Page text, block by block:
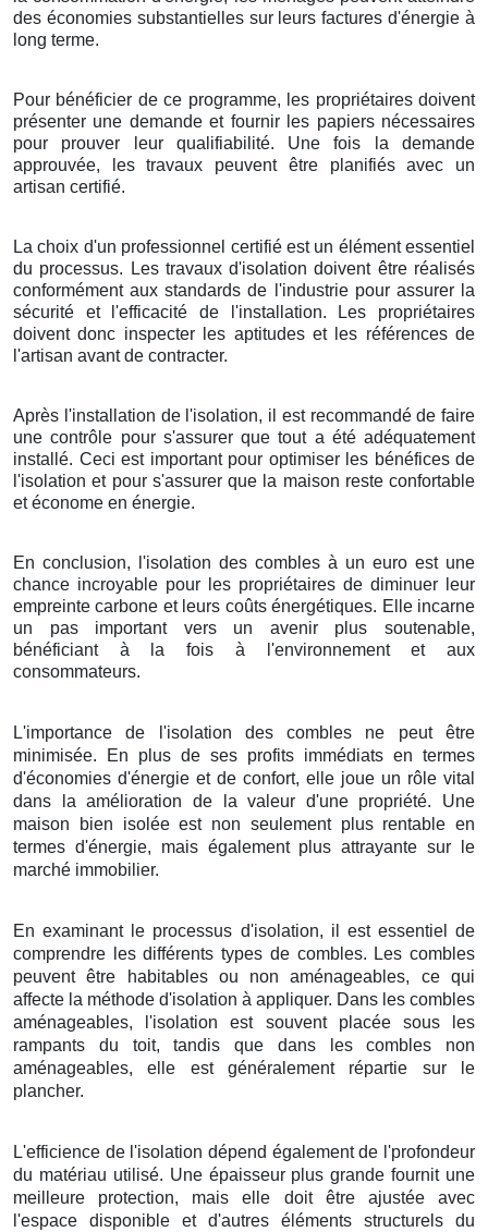
des économies substantielles sur leurs factures d'énergie à
long terme.
Pour bénéficier de ce programme, les propriétaires doivent
présenter une demande et fournir les papiers nécessaires
pour prouver leur qualifiabilité. Une fois la demande
approuvée, les travaux peuvent être planifiés avec un
artisan certifié.
La choix d'un professionnel certifié est un élément essentiel
du processus. Les travaux d'isolation doivent être réalisés
conformément aux standards de l'industrie pour assurer la
sécurité et l'efficacité de l'installation. Les propriétaires
doivent donc inspecter les aptitudes et les références de
l'artisan avant de contracter.
Après l'installation de l'isolation, il est recommandé de faire
une contrôle pour s'assurer que tout a été adéquatement
installé. Ceci est important pour optimiser les bénéfices de
l'isolation et pour s'assurer que la maison reste confortable
et économe en énergie.
En conclusion, l'isolation des combles à un euro est une
chance incroyable pour les propriétaires de diminuer leur
empreinte carbone et leurs coûts énergétiques. Elle incarne
un pas important vers un avenir plus soutenable,
bénéficiant à la fois à l'environnement et aux
consommateurs.
L'importance de l'isolation des combles ne peut être
minimisée. En plus de ses profits immédiats en termes
d'économies d'énergie et de confort, elle joue un rôle vital
dans la amélioration de la valeur d'une propriété. Une
maison bien isolée est non seulement plus rentable en
termes d'énergie, mais également plus attrayante sur le
marché immobilier.
En examinant le processus d'isolation, il est essentiel de
comprendre les différents types de combles. Les combles
peuvent être habitables ou non aménageables, ce qui
affecte la méthode d'isolation à appliquer. Dans les combles
aménageables, l'isolation est souvent placée sous les
rampants du toit, tandis que dans les combles non
aménageables, elle est généralement répartie sur le
plancher.
L'efficience de l'isolation dépend également de l'profondeur
du matériau utilisé. Une épaisseur plus grande fournit une
meilleure protection, mais elle doit être ajustée avec
l'espace disponible et d'autres éléments structurels du